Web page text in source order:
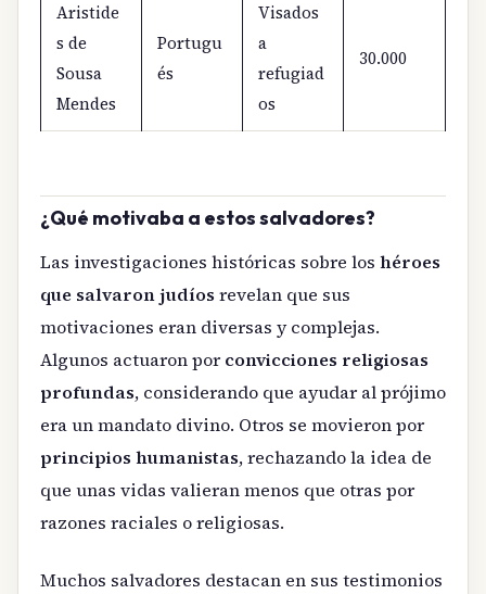
Aristide
s de
Sousa
Mendes
Portugu
és
Visados
a
refugiad
os
30.000
¿Qué motivaba a estos salvadores?
Las investigaciones históricas sobre los héroes
que salvaron judíos revelan que sus
motivaciones eran diversas y complejas.
Algunos actuaron por convicciones religiosas
profundas, considerando que ayudar al prójimo
era un mandato divino. Otros se movieron por
principios humanistas, rechazando la idea de
que unas vidas valieran menos que otras por
razones raciales o religiosas.
Muchos salvadores destacan en sus testimonios